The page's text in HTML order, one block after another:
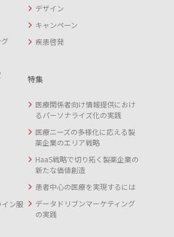
ン服
デザイン
キャンペーン
疾患啓発
特集
医療関係者向け情報提供におけ
るパーソナライズ化の実践
医療ニーズの多様化に応える製
薬企業のエリア戦略
HaaS戦略で切り拓く製薬企業の
新たな価値創造
患者中心の医療を実現するには
データドリブンマーケティング
の実践